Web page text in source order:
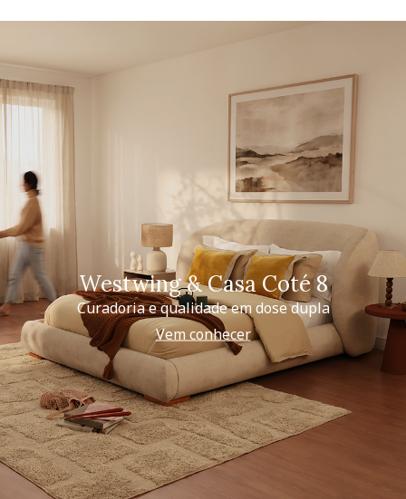
Westwing & Casa Coté 8
Curadoria e qualidade em dose dupla
Vem conhecer